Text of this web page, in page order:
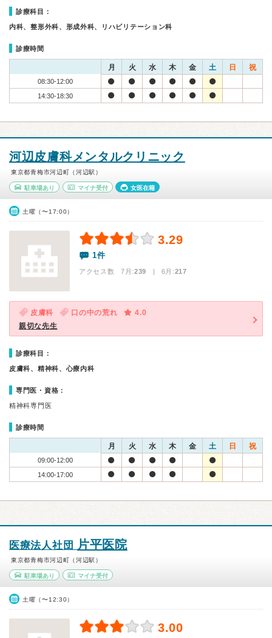
診療科目：
内科、整形外科、形成外科、リハビリテーション科
診療時間
月 火 水 木 金 土 日 祝
08:30-12:00
14:30-18:30
河辺皮膚科メンタルクリニック
東京都青梅市河辺町（河辺駅）
駐車場あり マイナ受付 女医在籍
土曜（〜17:00）
3.29
1件
アクセス数 7月:239 | 6月:217
皮膚科 口の中の荒れ
4.0
親切な先生
診療科目：
皮膚科、精神科、心療内科
専門医・資格：
精神科専門医
診療時間
月 火 水 木 金 土 日 祝
09:00-12:00
14:00-17:00
医療法人社団 片平医院
東京都青梅市河辺町（河辺駅）
駐車場あり マイナ受付
土曜（〜12:30）
3.00